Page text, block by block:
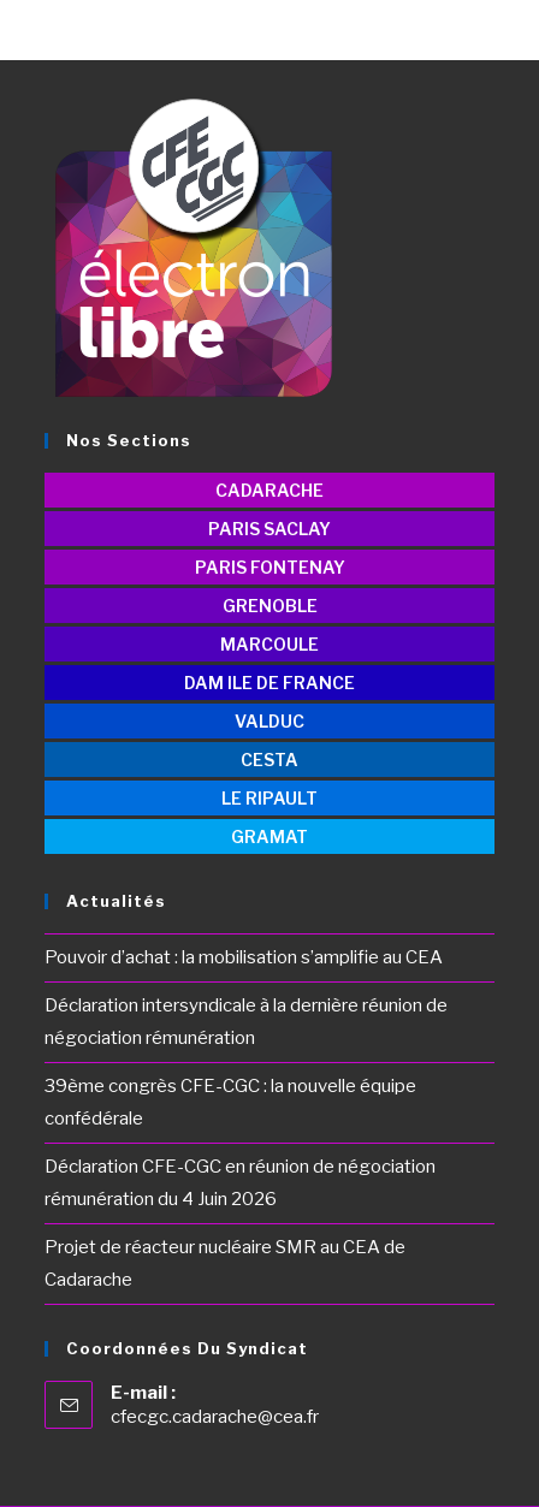
Nos Sections
CADARACHE
PARIS SACLAY
PARIS FONTENAY
GRENOBLE
MARCOULE
DAM ILE DE FRANCE
VALDUC
CESTA
LE RIPAULT
GRAMAT
Actualités
Pouvoir d’achat : la mobilisation s’amplifie au CEA
Déclaration intersyndicale à la dernière réunion de
négociation rémunération
39ème congrès CFE-CGC : la nouvelle équipe
confédérale
Déclaration CFE-CGC en réunion de négociation
rémunération du 4 Juin 2026
Projet de réacteur nucléaire SMR au CEA de
Cadarache
Coordonnées Du Syndicat
E-mail :
cfecgc.cadarache@cea.fr